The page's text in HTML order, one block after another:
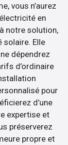
vous n’aurez
en
notre solution,
solaire. Elle
dépendrez
d’ordinaire
pour
d’une
expertise et
préserverez
propre et